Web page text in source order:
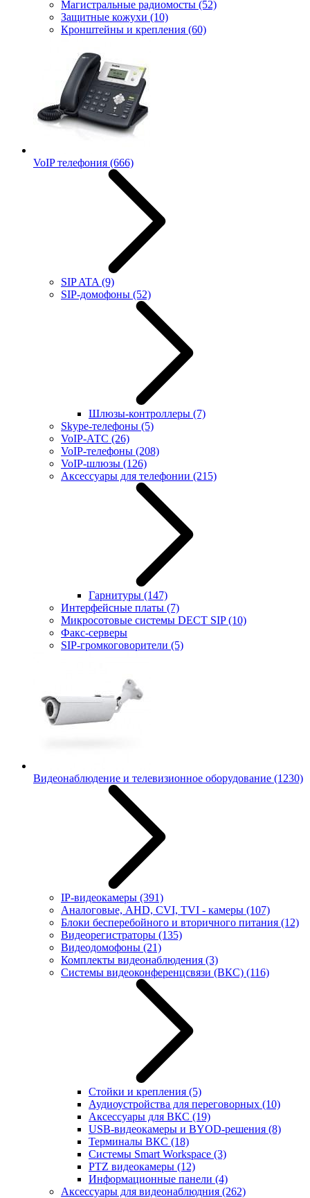
Магистральные радиомосты (52)
Защитные кожухи (10)
Кронштейны и крепления (60)
VoIP телефония (666)
SIP ATA (9)
SIP-домофоны (52)
Шлюзы-контроллеры (7)
Skype-телефоны (5)
VoIP-АТС (26)
VoIP-телефоны (208)
VoIP-шлюзы (126)
Аксессуары для телефонии (215)
Гарнитуры (147)
Интерфейсные платы (7)
Микросотовые системы DECT SIP(10)
Факс-серверы
SIP-громкоговорители (5)
Видеонаблюдение и телевизионное оборудование (1230)
IP-видеокамеры (391)
Аналоговые, AHD, CVI, TVI - камеры (107)
Блоки бесперебойного и вторичного питания (12)
Видеорегистраторы (135)
Видеодомофоны (21)
Комплекты видеонаблюдения (3)
Системы видеоконференцсвязи (ВКС) (116)
Стойки и крепления (5)
Аудиоустройства для переговорных (10)
Аксессуары для ВКС (19)
USB-видеокамеры и BYOD-решения (8)
Терминалы ВКС (18)
Системы Smart Workspace (3)
PTZ видеокамеры (12)
Информационные панели (4)
Аксессуары для видеонаблюдния (262)